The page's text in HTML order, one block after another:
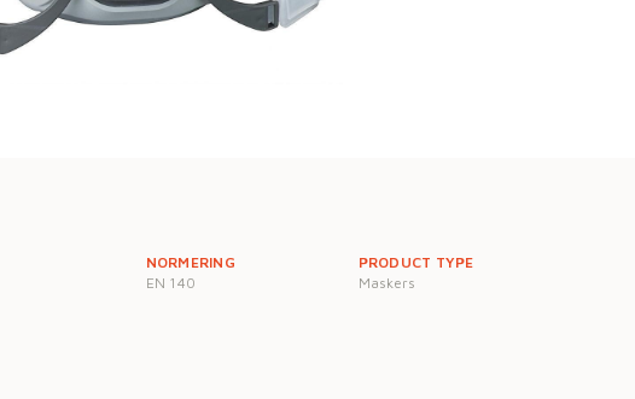
NORMERING
EN 140
PRODUCT TYPE
Maskers